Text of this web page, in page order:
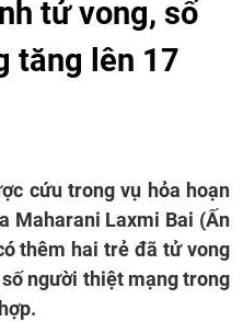
tử vong, số
tăng lên 17
cứu trong vụ hỏa hoạn
Maharani Laxmi Bai (Ấn
thêm hai trẻ đã tử vong
người thiệt mạng trong